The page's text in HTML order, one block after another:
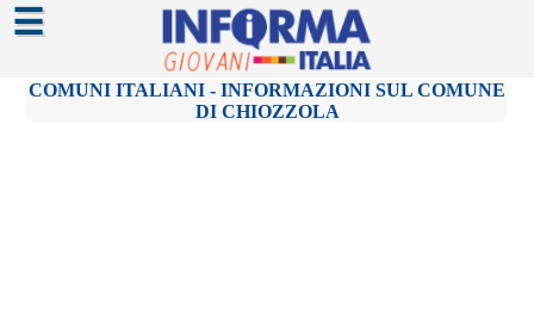
☰
COMUNI ITALIANI - INFORMAZIONI SUL COMUNE
DI CHIOZZOLA